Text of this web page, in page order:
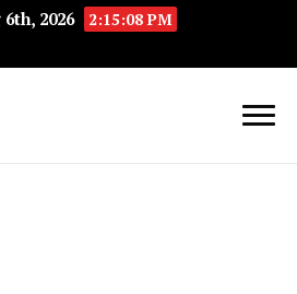
2026 2:15:09 PM